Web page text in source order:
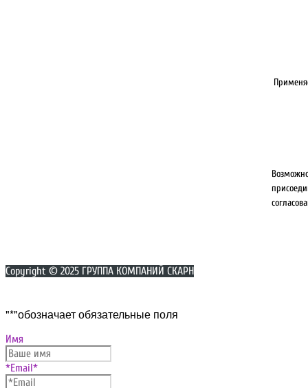
Copyright © 2025 ГРУППА КОМПАНИЙ СКАРН
вверх
"*"обозначает обязательные поля
Имя
*Email*